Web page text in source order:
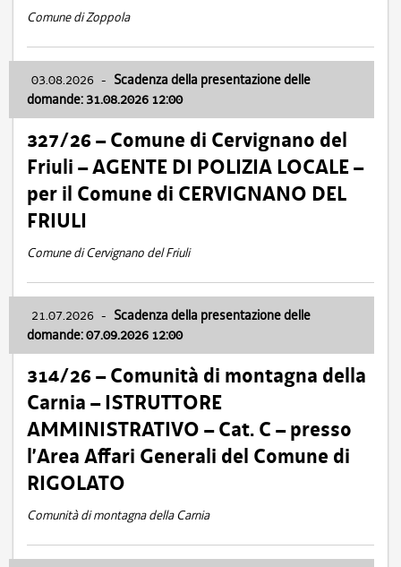
Comune di Zoppola
03.08.2026 - Scadenza della presentazione delle
domande: 31.08.2026 12:00
327/26 – Comune di Cervignano del
Friuli – AGENTE DI POLIZIA LOCALE –
per il Comune di CERVIGNANO DEL
FRIULI
Comune di Cervignano del Friuli
21.07.2026 - Scadenza della presentazione delle
domande: 07.09.2026 12:00
314/26 – Comunità di montagna della
Carnia – ISTRUTTORE
AMMINISTRATIVO – Cat. C – presso
l’Area Affari Generali del Comune di
RIGOLATO
Comunità di montagna della Carnia